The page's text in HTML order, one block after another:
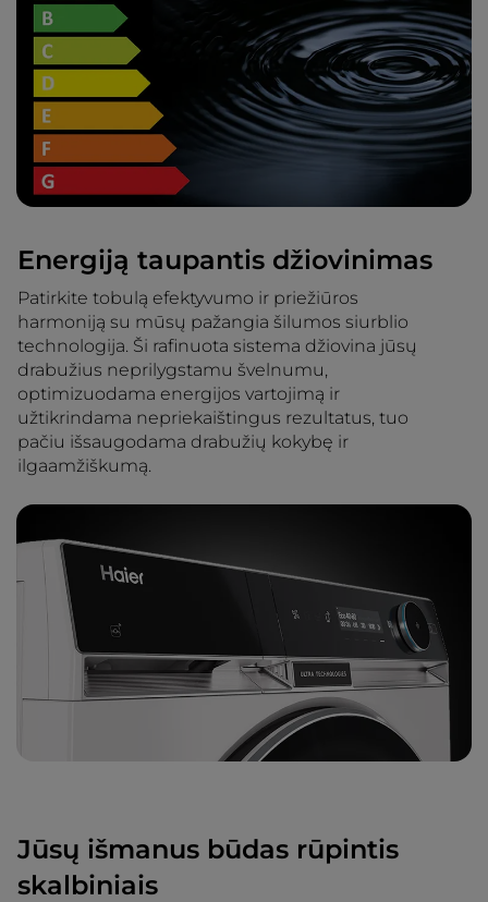
Energiją taupantis džiovinimas
Patirkite tobulą efektyvumo ir priežiūros
harmoniją su mūsų pažangia šilumos siurblio
technologija. Ši rafinuota sistema džiovina jūsų
drabužius neprilygstamu švelnumu,
optimizuodama energijos vartojimą ir
užtikrindama nepriekaištingus rezultatus, tuo
pačiu išsaugodama drabužių kokybę ir
ilgaamžiškumą.
Jūsų išmanus būdas rūpintis
skalbiniais